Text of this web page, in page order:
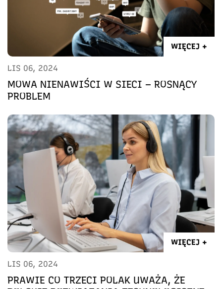
WIĘCEJ +
LIS 06, 2024
MOWA NIENAWIŚCI W SIECI – ROSNĄCY
PROBLEM
WIĘCEJ +
LIS 06, 2024
PRAWIE CO TRZECI POLAK UWAŻA, ŻE